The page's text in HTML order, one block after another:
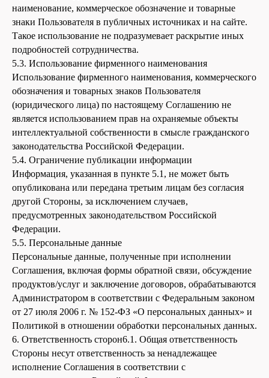
наименование, коммерческое обозначение и товарные
знаки Пользователя в публичных источниках и на сайте.
Такое использование не подразумевает раскрытие иных
подробностей сотрудничества.
5.3. Использование фирменного наименования
Использование фирменного наименования, коммерческого
обозначения и товарных знаков Пользователя
(юридического лица) по настоящему Соглашению не
является использованием прав на охраняемые объекты
интеллектуальной собственности в смысле гражданского
законодательства Российской Федерации.
5.4. Ограничение публикации информации
Информация, указанная в пункте 5.1, не может быть
опубликована или передана третьим лицам без согласия
другой Стороны, за исключением случаев,
предусмотренных законодательством Российской
Федерации.
5.5. Персональные данные
Персональные данные, полученные при исполнении
Соглашения, включая формы обратной связи, обсуждение
продуктов/услуг и заключение договоров, обрабатываются
Администратором в соответствии с Федеральным законом
от 27 июля 2006 г. № 152-ФЗ «О персональных данных» и
Политикой в отношении обработки персональных данных.
6. Ответственность сторон6.1. Общая ответственность
Стороны несут ответственность за ненадлежащее
исполнение Соглашения в соответствии с